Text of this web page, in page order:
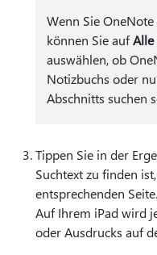
Wenn Sie
können Sie auf
auswählen, ob
Notizbuchs oder
Abschnitts suchen
Tippen Sie in der
Suchtext zu finden
entsprechenden Seite.
Auf Ihrem iPad wird
oder Ausdrucks auf